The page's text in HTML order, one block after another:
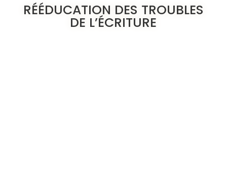
RÉÉDUCATION DES TROUBLES
DE L’ÉCRITURE